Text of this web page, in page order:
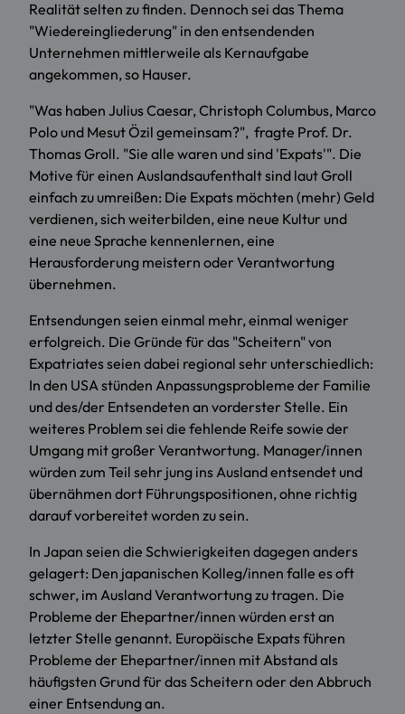
Realität selten zu finden. Dennoch sei das Thema
"Wiedereingliederung" in den entsendenden
Unternehmen mittlerweile als Kernaufgabe
angekommen, so Hauser.
"Was haben Julius Caesar, Christoph Columbus, Marco
Polo und Mesut Özil gemeinsam?", fragte Prof. Dr.
Thomas Groll. "Sie alle waren und sind 'Expats'". Die
Motive für einen Auslandsaufenthalt sind laut Groll
einfach zu umreißen: Die Expats möchten (mehr) Geld
verdienen, sich weiterbilden, eine neue Kultur und
eine neue Sprache kennenlernen, eine
Herausforderung meistern oder Verantwortung
übernehmen.
Entsendungen seien einmal mehr, einmal weniger
erfolgreich. Die Gründe für das "Scheitern" von
Expatriates seien dabei regional sehr unterschiedlich:
In den USA stünden Anpassungsprobleme der Familie
und des/der Entsendeten an vorderster Stelle. Ein
weiteres Problem sei die fehlende Reife sowie der
Umgang mit großer Verantwortung. Manager/innen
würden zum Teil sehr jung ins Ausland entsendet und
übernähmen dort Führungspositionen, ohne richtig
darauf vorbereitet worden zu sein.
In Japan seien die Schwierigkeiten dagegen anders
gelagert: Den japanischen Kolleg/innen falle es oft
schwer, im Ausland Verantwortung zu tragen. Die
Probleme der Ehepartner/innen würden erst an
letzter Stelle genannt. Europäische Expats führen
Probleme der Ehepartner/innen mit Abstand als
häufigsten Grund für das Scheitern oder den Abbruch
einer Entsendung an.